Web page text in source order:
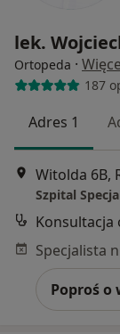
lek.
Ortopeda ·
187
Adres 1
Witolda 6B,
Szpital
Konsultacja
Poproś o